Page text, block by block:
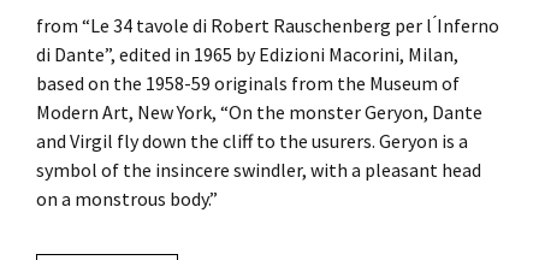
from “Le 34 tavole di Robert Rauschenberg per l ́Inferno
di Dante”, edited in 1965 by Edizioni Macorini, Milan,
based on the 1958-59 originals from the Museum of
Modern Art, New York, “On the monster Geryon, Dante
and Virgil fly down the cliff to the usurers. Geryon is a
symbol of the insincere swindler, with a pleasant head
on a monstrous body.”